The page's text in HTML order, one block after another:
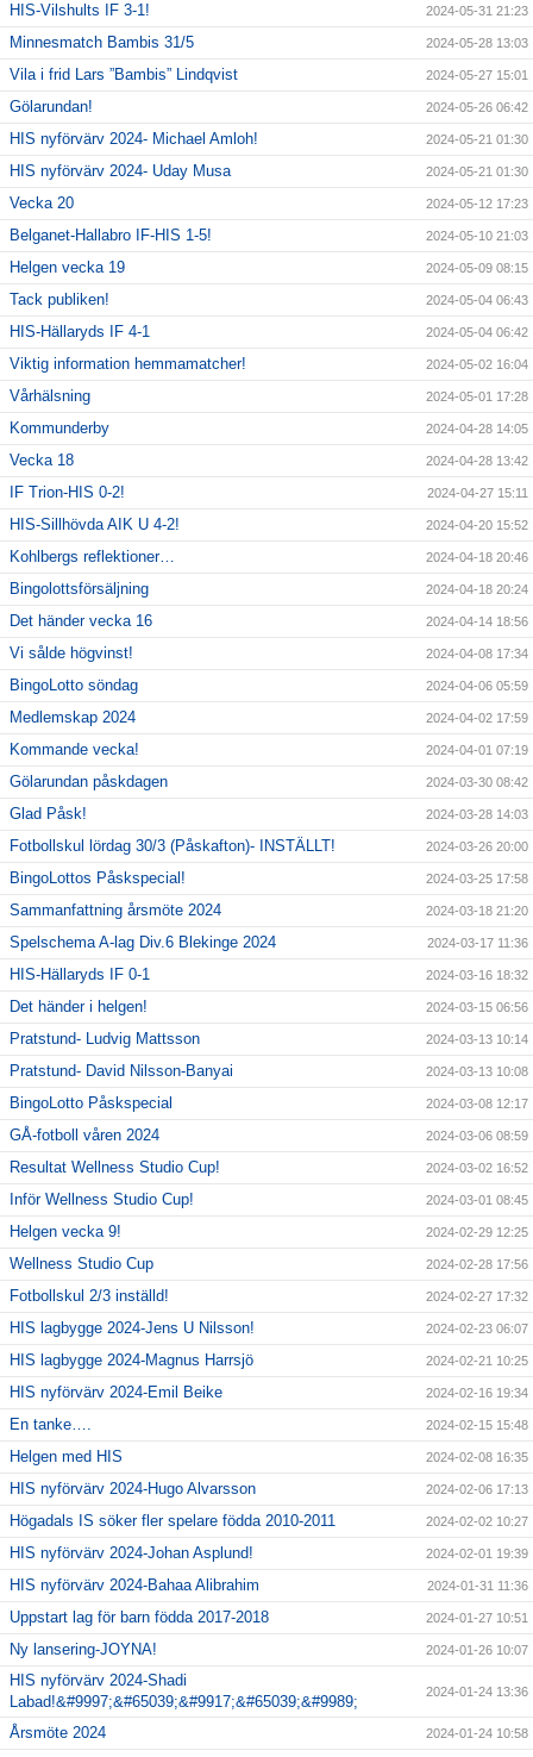
HIS-Vilshults IF 3-1! 2024-05-31 21:23
Minnesmatch Bambis 31/5 2024-05-28 13:03
Vila i frid Lars ”Bambis” Lindqvist 2024-05-27 15:01
Gölarundan! 2024-05-26 06:42
HIS nyförvärv 2024- Michael Amloh! 2024-05-21 01:30
HIS nyförvärv 2024- Uday Musa 2024-05-21 01:30
Vecka 20 2024-05-12 17:23
Belganet-Hallabro IF-HIS 1-5! 2024-05-10 21:03
Helgen vecka 19 2024-05-09 08:15
Tack publiken! 2024-05-04 06:43
HIS-Hällaryds IF 4-1 2024-05-04 06:42
Viktig information hemmamatcher! 2024-05-02 16:04
Vårhälsning 2024-05-01 17:28
Kommunderby 2024-04-28 14:05
Vecka 18 2024-04-28 13:42
IF Trion-HIS 0-2! 2024-04-27 15:11
HIS-Sillhövda AIK U 4-2! 2024-04-20 15:52
Kohlbergs reflektioner… 2024-04-18 20:46
Bingolottsförsäljning 2024-04-18 20:24
Det händer vecka 16 2024-04-14 18:56
Vi sålde högvinst! 2024-04-08 17:34
BingoLotto söndag 2024-04-06 05:59
Medlemskap 2024 2024-04-02 17:59
Kommande vecka! 2024-04-01 07:19
Gölarundan påskdagen 2024-03-30 08:42
Glad Påsk! 2024-03-28 14:03
Fotbollskul lördag 30/3 (Påskafton)- INSTÄLLT! 2024-03-26 20:00
BingoLottos Påskspecial! 2024-03-25 17:58
Sammanfattning årsmöte 2024 2024-03-18 21:20
Spelschema A-lag Div.6 Blekinge 2024 2024-03-17 11:36
HIS-Hällaryds IF 0-1 2024-03-16 18:32
Det händer i helgen! 2024-03-15 06:56
Pratstund- Ludvig Mattsson 2024-03-13 10:14
Pratstund- David Nilsson-Banyai 2024-03-13 10:08
BingoLotto Påskspecial 2024-03-08 12:17
GÅ-fotboll våren 2024 2024-03-06 08:59
Resultat Wellness Studio Cup! 2024-03-02 16:52
Inför Wellness Studio Cup! 2024-03-01 08:45
Helgen vecka 9! 2024-02-29 12:25
Wellness Studio Cup 2024-02-28 17:56
Fotbollskul 2/3 inställd! 2024-02-27 17:32
HIS lagbygge 2024-Jens U Nilsson! 2024-02-23 06:07
HIS lagbygge 2024-Magnus Harrsjö 2024-02-21 10:25
HIS nyförvärv 2024-Emil Beike 2024-02-16 19:34
En tanke…. 2024-02-15 15:48
Helgen med HIS 2024-02-08 16:35
HIS nyförvärv 2024-Hugo Alvarsson 2024-02-06 17:13
Högadals IS söker fler spelare födda 2010-2011 2024-02-02 10:27
HIS nyförvärv 2024-Johan Asplund! 2024-02-01 19:39
HIS nyförvärv 2024-Bahaa Alibrahim 2024-01-31 11:36
Uppstart lag för barn födda 2017-2018 2024-01-27 10:51
Ny lansering-JOYNA! 2024-01-26 10:07
HIS nyförvärv 2024-Shadi
Labad!&#9997;&#65039;&#9917;&#65039;&#9989;
2024-01-24 13:36
Årsmöte 2024 2024-01-24 10:58